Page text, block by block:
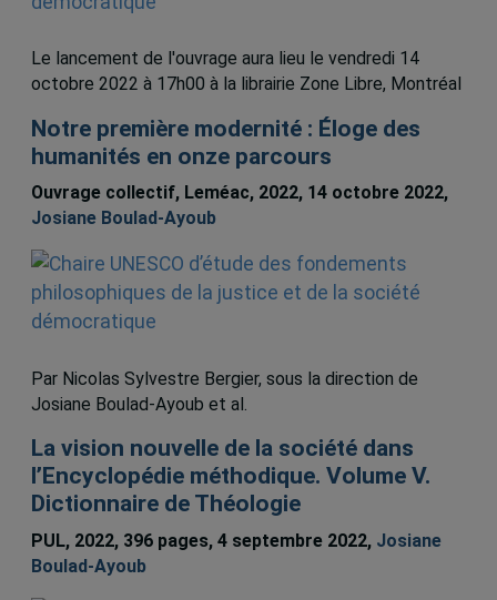
Le lancement de l'ouvrage aura lieu le vendredi 14
octobre 2022 à 17h00 à la librairie Zone Libre, Montréal
Notre première modernité : Éloge des
humanités en onze parcours
Ouvrage collectif, Leméac, 2022, 14 octobre 2022,
Josiane Boulad-Ayoub
Par Nicolas Sylvestre Bergier, sous la direction de
Josiane Boulad-Ayoub et al.
La vision nouvelle de la société dans
l’Encyclopédie méthodique. Volume V.
Dictionnaire de Théologie
PUL, 2022, 396 pages, 4 septembre 2022, Josiane
Boulad-Ayoub